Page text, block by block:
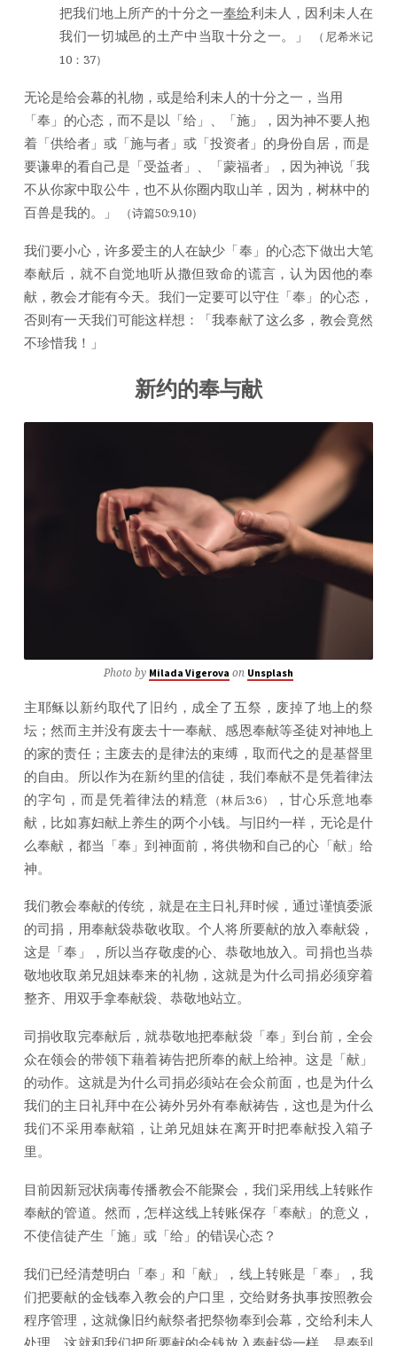
把我们地上所产的十分之一奉给利未人，因利未人在
我们一切城邑的土产中当取十分之一。」
（尼希米记
10：37）
无论是给会幕的礼物，或是给利未人的十分之一，当用
「奉」的心态，而不是以「给」、「施」，因为神不要人抱
着「供给者」或「施与者」或「投资者」的身份自居，而是
要谦卑的看自己是「受益者」、「蒙福者」，因为神说「我
不从你家中取公牛，也不从你圈内取山羊，因为，树林中的
百兽是我的。」
（诗篇50:9,10）
我们要小心，许多爱主的人在缺少「奉」的心态下做出大笔
奉献后，就不自觉地听从撒但致命的谎言，认为因他的奉
献，教会才能有今天。我们一定要可以守住「奉」的心态，
否则有一天我们可能这样想：「我奉献了这么多，教会竟然
不珍惜我！」
新约的奉与献
Photo by Milada Vigerova on Unsplash
主耶稣以新约取代了旧约，成全了五祭，废掉了地上的祭
坛；然而主并没有废去十一奉献、感恩奉献等圣徒对神地上
的家的责任；主废去的是律法的束缚，取而代之的是基督里
的自由。所以作为在新约里的信徒，我们奉献不是凭着律法
的字句，而是凭着律法的精意 （林后3:6）
，甘心乐意地奉
献，比如寡妇献上养生的两个小钱。与旧约一样，无论是什
么奉献，都当「奉」到神面前，将供物和自己的心「献」给
神。
我们教会奉献的传统，就是在主日礼拜时候，通过谨慎委派
的司捐，用奉献袋恭敬收取。个人将所要献的放入奉献袋，
这是「奉」，所以当存敬虔的心、恭敬地放入。司捐也当恭
敬地收取弟兄姐妹奉来的礼物，这就是为什么司捐必须穿着
整齐、用双手拿奉献袋、恭敬地站立。
司捐收取完奉献后，就恭敬地把奉献袋「奉」到台前，全会
众在领会的带领下藉着祷告把所奉的献上给神。这是「献」
的动作。这就是为什么司捐必须站在会众前面，也是为什么
我们的主日礼拜中在公祷外另外有奉献祷告，这也是为什么
我们不采用奉献箱，让弟兄姐妹在离开时把奉献投入箱子
里。
目前因新冠状病毒传播教会不能聚会，我们采用线上转账作
奉献的管道。然而，怎样这线上转账保存「奉献」的意义，
不使信徒产生「施」或「给」的错误心态？
我们已经清楚明白「奉」和「献」，线上转账是「奉」，我
们把要献的金钱奉入教会的户口里，交给财务执事按照教会
程序管理，这就像旧约献祭者把祭物奉到会幕，交给利未人
处理。这就和我们把所要献的金钱放入奉献袋一样，是奉到